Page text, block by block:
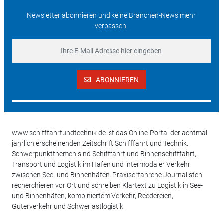
Newsletter abonnieren und keine Branchen-News mehr
verpassen.
ABONNIEREN
www.schifffahrtundtechnik.de ist das Online-Portal der achtmal
jährlich erscheinenden Zeitschrift Schifffahrt und Technik.
Schwerpunktthemen sind Schifffahrt und Binnenschifffahrt,
Transport und Logistik im Hafen und intermodaler Verkehr
zwischen See- und Binnenhäfen. Praxiserfahrene Journalisten
recherchieren vor Ort und schreiben Klartext zu Logistik in See-
und Binnenhäfen, kombiniertem Verkehr, Reedereien,
Güterverkehr und Schwerlastlogistik.